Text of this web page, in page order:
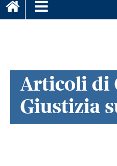
Articoli di
Giustizia